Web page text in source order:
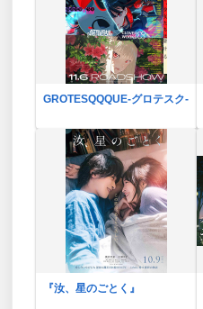
GROTESQQQUE-グロテスク-
『汝、星のごとく』